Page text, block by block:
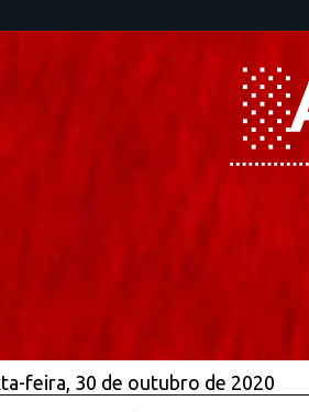
feira, 30 de outubro de 2020